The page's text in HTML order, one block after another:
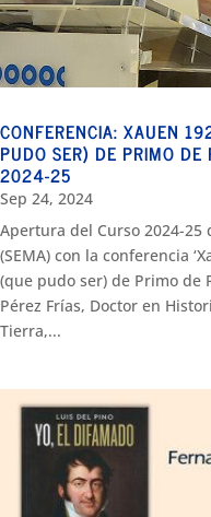
CONFERENCIA: XAUEN
PUDO SER) DE PRIMO DE
2024-25
Sep 24, 2024
Apertura del Curso 2024-25
(SEMA) con la conferencia
(que pudo ser) de Primo de
Pérez Frías, Doctor en
Tierra,...